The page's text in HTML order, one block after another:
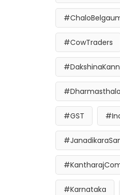
#CowTraders
#GST
#Karnataka